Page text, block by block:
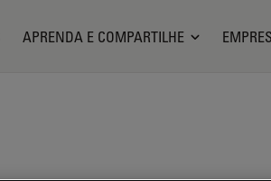
APRENDA E COMPARTILHE